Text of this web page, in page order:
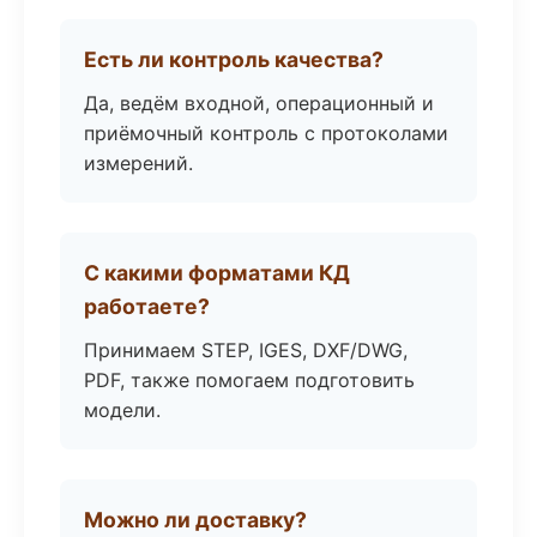
Есть ли контроль качества?
Да, ведём входной, операционный и
приёмочный контроль с протоколами
измерений.
С какими форматами КД
работаете?
Принимаем STEP, IGES, DXF/DWG,
PDF, также помогаем подготовить
модели.
Можно ли доставку?